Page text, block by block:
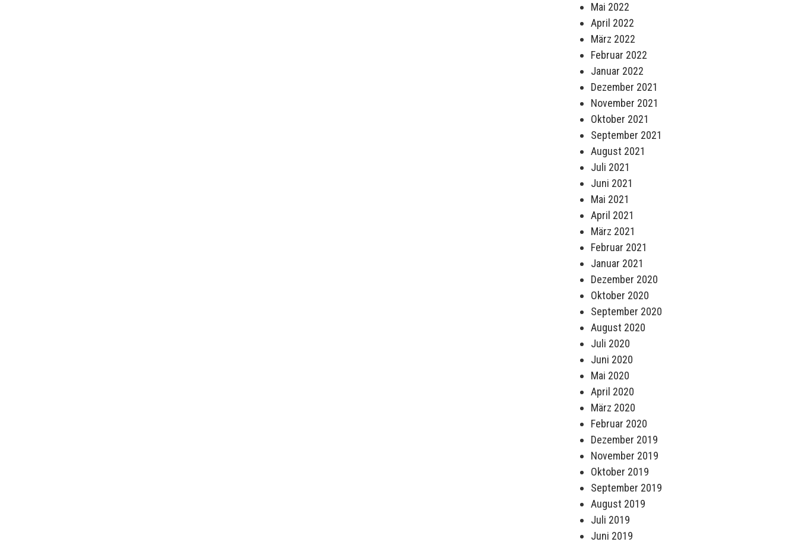
Mai 2022
April 2022
März 2022
Februar 2022
Januar 2022
Dezember 2021
November 2021
Oktober 2021
September 2021
August 2021
Juli 2021
Juni 2021
Mai 2021
April 2021
März 2021
Februar 2021
Januar 2021
Dezember 2020
Oktober 2020
September 2020
August 2020
Juli 2020
Juni 2020
Mai 2020
April 2020
März 2020
Februar 2020
Dezember 2019
November 2019
Oktober 2019
September 2019
August 2019
Juli 2019
Juni 2019